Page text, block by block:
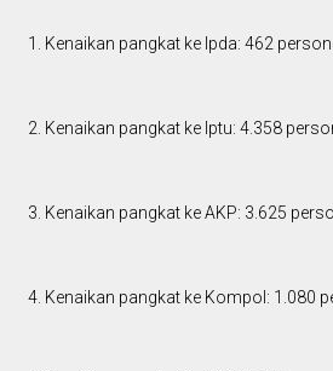
1. Kenaikan pangkat ke Ipda: 462
2. Kenaikan pangkat ke Iptu: 4.358
3. Kenaikan pangkat ke AKP: 3.625
4. Kenaikan pangkat ke Kompol: 1.080